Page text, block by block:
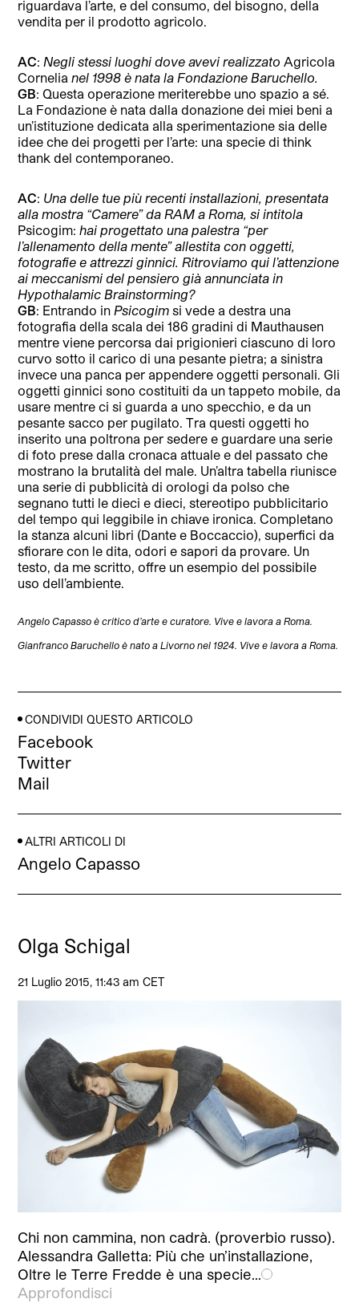
riguardava l’arte, e del consumo, del bisogno, della
vendita per il prodotto agricolo.
AC: Negli stessi luoghi dove avevi realizzato Agricola
Cornelia nel 1998 è nata la Fondazione Baruchello.
GB: Questa operazione meriterebbe uno spazio a sé.
La Fondazione è nata dalla donazione dei miei beni a
un’istituzione dedicata alla sperimentazione sia delle
idee che dei progetti per l’arte: una specie di think
thank del contemporaneo.
AC: Una delle tue più recenti installazioni, presentata
alla mostra “Camere” da RAM a Roma, si intitola
Psicogim: hai progettato una palestra “per
l’allenamento della mente” allestita con oggetti,
fotografie e attrezzi ginnici. Ritroviamo qui l’attenzione
ai meccanismi del pensiero già annunciata in
Hypothalamic Brainstorming?
GB: Entrando in Psicogim si vede a destra una
fotografia della scala dei 186 gradini di Mauthausen
mentre viene percorsa dai prigionieri ciascuno di loro
curvo sotto il carico di una pesante pietra; a sinistra
invece una panca per appendere oggetti personali. Gli
oggetti ginnici sono costituiti da un tappeto mobile, da
usare mentre ci si guarda a uno specchio, e da un
pesante sacco per pugilato. Tra questi oggetti ho
inserito una poltrona per sedere e guardare una serie
di foto prese dalla cronaca attuale e del passato che
mostrano la brutalità del male. Un’altra tabella riunisce
una serie di pubblicità di orologi da polso che
segnano tutti le dieci e dieci, stereotipo pubblicitario
del tempo qui leggibile in chiave ironica. Completano
la stanza alcuni libri (Dante e Boccaccio), superfici da
sfiorare con le dita, odori e sapori da provare. Un
testo, da me scritto, offre un esempio del possibile
uso dell’ambiente.
Angelo Capasso è critico d’arte e curatore. Vive e lavora a Roma.
Gianfranco Baruchello è nato a Livorno nel 1924. Vive e lavora a Roma.
CONDIVIDI QUESTO ARTICOLO
Facebook
Twitter
Mail
ALTRI ARTICOLI DI
Angelo Capasso
Olga Schigal
21 Luglio 2015, 11:43 am CET
Chi non cammina, non cadrà. (proverbio russo).
Alessandra Galletta: Più che un’installazione,
Oltre le Terre Fredde è una specie…
Approfondisci